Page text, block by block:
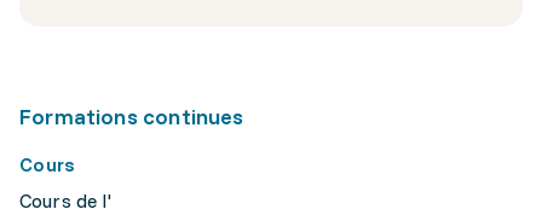
Formations continues
Cours
Cours de l'